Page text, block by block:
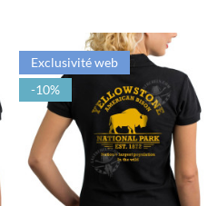
Exclusivité web
-10%